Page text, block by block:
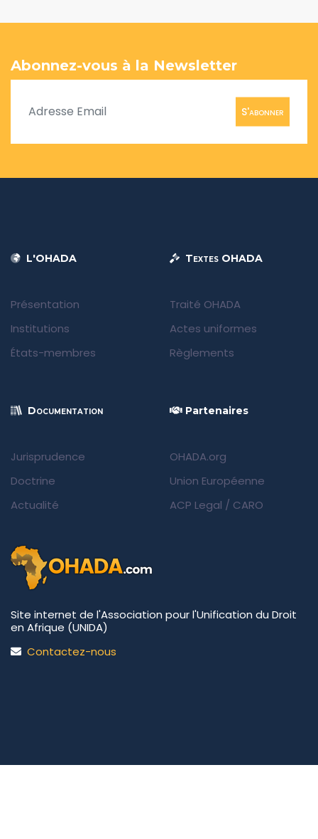
Abonnez-vous à la Newsletter
S'abonner
L'OHADA
Présentation
Institutions
États-membres
Textes OHADA
Traité OHADA
Actes uniformes
Règlements
Documentation
Jurisprudence
Doctrine
Actualité
Partenaires
OHADA.org
Union Européenne
ACP Legal / CARO
Site internet de l'Association pour l'Unification du Droit
en Afrique (UNIDA)
Contactez-nous